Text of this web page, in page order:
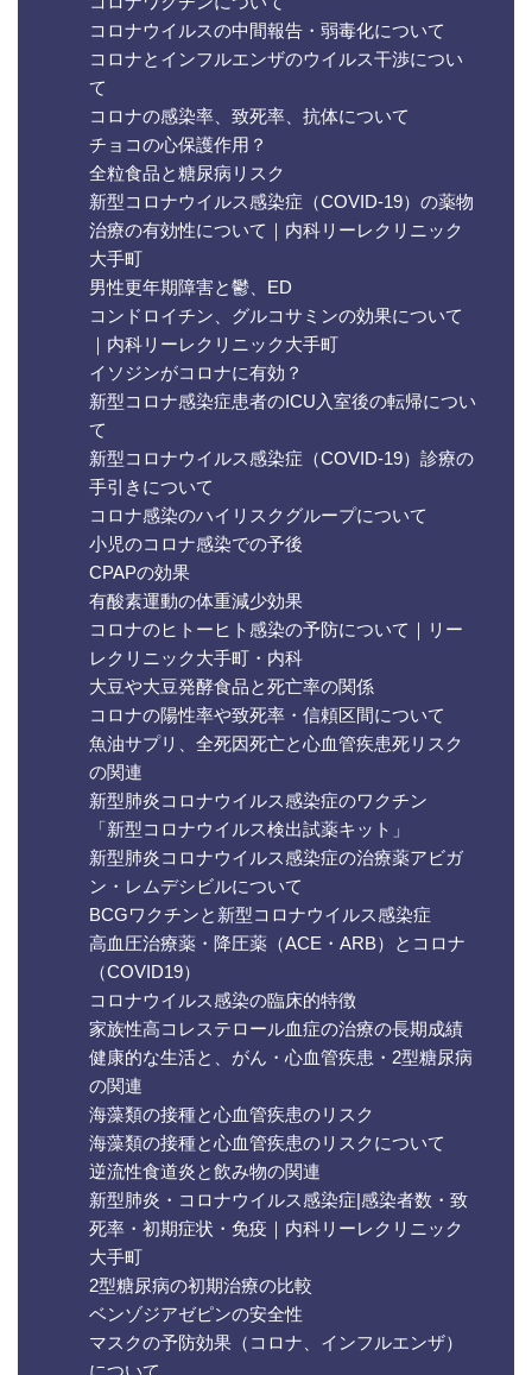
コロナウイルスの中間報告・弱毒化について
コロナとインフルエンザのウイルス干渉につい
て
コロナの感染率、致死率、抗体について
チョコの心保護作用？
全粒食品と糖尿病リスク
新型コロナウイルス感染症（COVID-19）の薬物
治療の有効性について｜内科リーレクリニック
大手町
男性更年期障害と鬱、ED
コンドロイチン、グルコサミンの効果について
｜内科リーレクリニック大手町
イソジンがコロナに有効？
新型コロナ感染症患者のICU入室後の転帰につい
て
新型コロナウイルス感染症（COVID-19）診療の
手引きについて
コロナ感染のハイリスクグループについて
小児のコロナ感染での予後
CPAPの効果
有酸素運動の体重減少効果
コロナのヒトーヒト感染の予防について｜リー
レクリニック大手町・内科
大豆や大豆発酵食品と死亡率の関係
コロナの陽性率や致死率・信頼区間について
魚油サプリ、全死因死亡と心血管疾患死リスク
の関連
新型肺炎コロナウイルス感染症のワクチン
「新型コロナウイルス検出試薬キット」
新型肺炎コロナウイルス感染症の治療薬アビガ
ン・レムデシビルについて
BCGワクチンと新型コロナウイルス感染症
高血圧治療薬・降圧薬（ACE・ARB）とコロナ
（COVID19）
コロナウイルス感染の臨床的特徴
家族性高コレステロール血症の治療の長期成績
健康的な生活と、がん・心血管疾患・2型糖尿病
の関連
海藻類の接種と心血管疾患のリスク
海藻類の接種と心血管疾患のリスクについて
逆流性食道炎と飲み物の関連
新型肺炎・コロナウイルス感染症|感染者数・致
死率・初期症状・免疫｜内科リーレクリニック
大手町
2型糖尿病の初期治療の比較
ベンゾジアゼピンの安全性
マスクの予防効果（コロナ、インフルエンザ）